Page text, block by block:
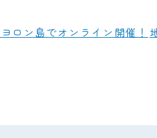
ロン島でオンライン開催！